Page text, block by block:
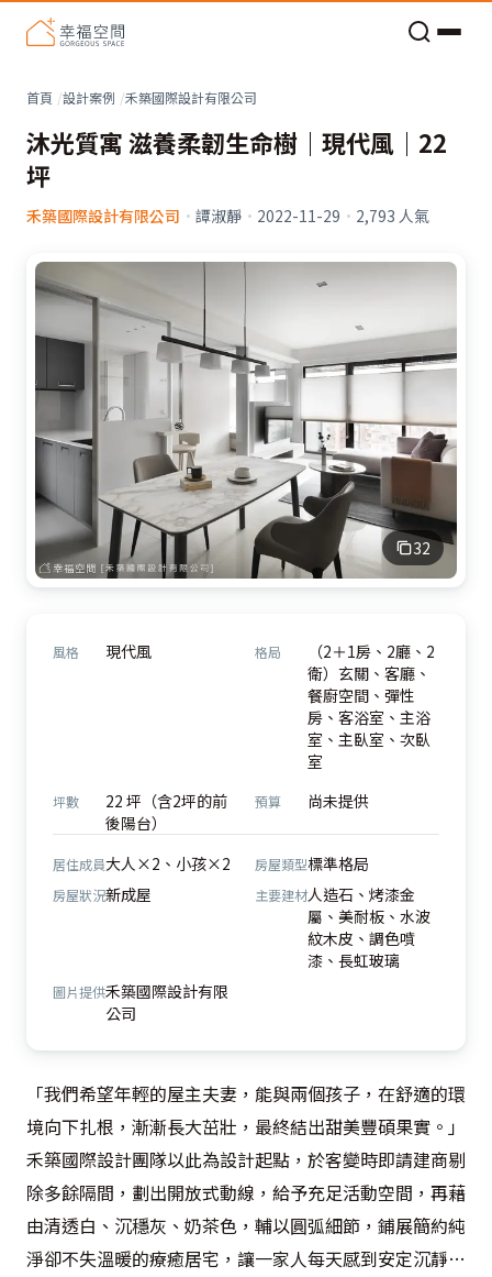
首頁 設計案例 禾築國際設計有限公司
沐光質寓 滋養柔韌生命樹｜現代風｜22
坪
禾築國際設計有限公司 · 譚淑靜 · 2022-11-29 · 2,793 人氣
32
風格 現代風 格局
（2＋1房、2廳、2
衛）玄關、客廳、
餐廚空間、彈性
房、客浴室、主浴
室、主臥室、次臥
室
坪數
22 坪（含2坪的前
後陽台）
預算 尚未提供
居住成員大人×2、小孩×2 房屋類型標準格局
房屋狀況新成屋 主要建材人造石、烤漆金
屬、美耐板、水波
紋木皮、調色噴
漆、長虹玻璃
圖片提供禾築國際設計有限
公司
「我們希望年輕的屋主夫妻，能與兩個孩子，在舒適的環
境向下扎根，漸漸長大茁壯，最終結出甜美豐碩果實。」
禾築國際設計團隊以此為設計起點，於客變時即請建商剔
除多餘隔間，劃出開放式動線，給予充足活動空間，再藉
由清透白、沉穩灰、奶茶色，輔以圓弧細節，鋪展簡約純
淨卻不失溫暖的療癒居宅，讓一家人每天感到安定沉靜，